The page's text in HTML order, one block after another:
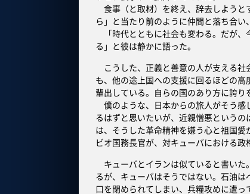
食事（と取材）を終え、辞去しようと
ら」と当たり前のように仲間と落ち合い
「時代とともに社会も変わる。だが、
る」と彼は静かに語った。
こうした、正義と善意の人が支える社
も、他の途上国への支援に回るほどの
輩出している。自らの国のあり方に誇り
僕のような、日本からの旅人がそう感
るはずと思いたいが、近親憎悪という
は、そうした革命精神を嫌う心と祖国
ビオ国務長官が、対キューバにおける
キューバとイランは似ていると書いた
るが、キューバはそうではない。石油
口を閉められてしまい、兵糧攻めに遭っ